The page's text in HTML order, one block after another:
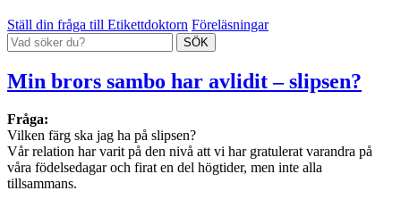
Ställ din fråga till Etikettdoktorn Föreläsningar
Min brors sambo har avlidit – slipsen?
Fråga:
Vilken färg ska jag ha på slipsen?
Vår relation har varit på den nivå att vi har gratulerat varandra på
våra födelsedagar och firat en del högtider, men inte alla
tillsammans.